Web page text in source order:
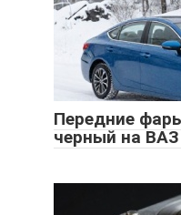
Передние
черный на